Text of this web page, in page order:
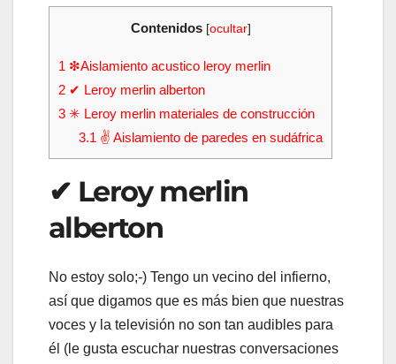
Contenidos [ocultar]
1 ❇Aislamiento acustico leroy merlin
2 ✔ Leroy merlin alberton
3 ✳ Leroy merlin materiales de construcción
3.1 ✌️ Aislamiento de paredes en sudáfrica
✔ Leroy merlin
alberton
No estoy solo;-) Tengo un vecino del infierno,
así que digamos que es más bien que nuestras
voces y la televisión no son tan audibles para
él (le gusta escuchar nuestras conversaciones